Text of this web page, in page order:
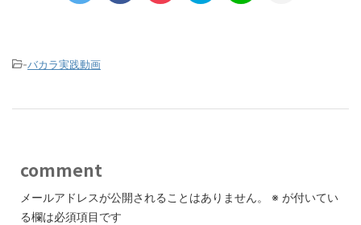
-バカラ実践動画
comment
メールアドレスが公開されることはありません。 ※ が付いてい
る欄は必須項目です